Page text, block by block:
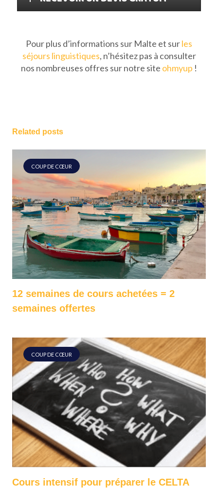
Pour plus d’informations sur Malte et surles
séjours linguistiques, n’hésitez pas à consulter
nos nombreuses offres sur notre site ohmyup !
Related posts
COUP DE CŒUR
12 semaines de cours achetées = 2
semaines offertes
COUP DE CŒUR
Cours intensif pour préparer le CELTA